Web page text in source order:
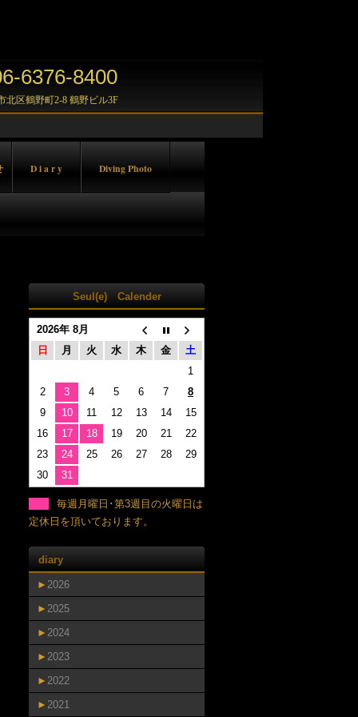
6376-8400
北区鶴野町2-8 鶴野ビル3F
D i a r y Diving Photo
Seul(e) Calender
2026年 8月
日
月 火 水 木 金
土
1
2
3 4 5 6 7
8
9
10 11 12 13 14
15
16
17 18 19 20 21
22
23
24 25 26 27 28
29
30
31
毎週月曜日･第3週目の火曜日は
定休日を頂いております。
diary
► 2026
► 2025
► 2024
► 2023
► 2022
► 2021